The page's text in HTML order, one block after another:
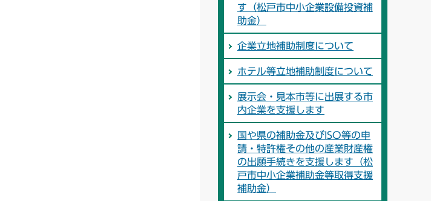
す（松戸市中小企業設備投資補
助金）
企業立地補助制度について
ホテル等立地補助制度について
展示会・見本市等に出展する市
内企業を支援します
国や県の補助金及びISO等の申
請・特許権その他の産業財産権
の出願手続きを支援します（松
戸市中小企業補助金等取得支援
補助金）